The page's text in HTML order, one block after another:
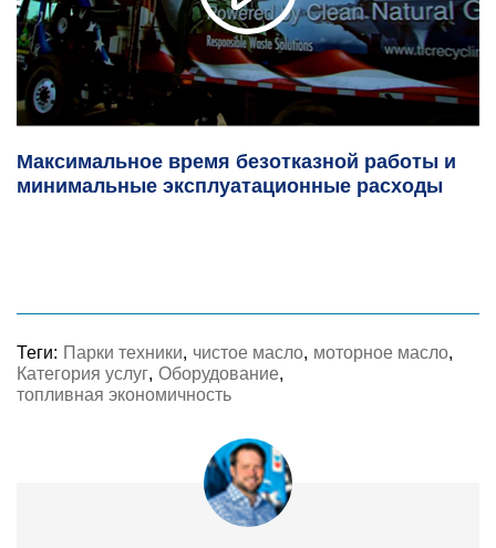
Максимальное время безотказной работы и
минимальные эксплуатационные расходы
Теги: Парки техники, чистое масло, моторное масло,
Категория услуг, Оборудование,
топливная экономичность